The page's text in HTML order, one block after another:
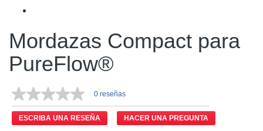
Mordazas Compact para
PureFlow®
0 reseñas
ESCRIBA UNA RESEÑA HACER UNA PREGUNTA